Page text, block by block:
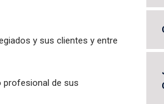
y sus clientes y entre
profesional de sus